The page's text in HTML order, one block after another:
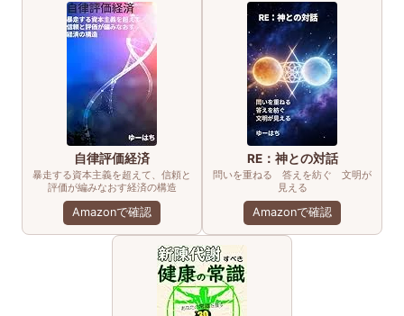
自律評価経済
暴走する資本主義を超えて、信頼と
評価が編みなおす経済の構造
Amazonで確認
RE：神との対話
問いを重ねる 答えを紡ぐ 文明が
見える
Amazonで確認